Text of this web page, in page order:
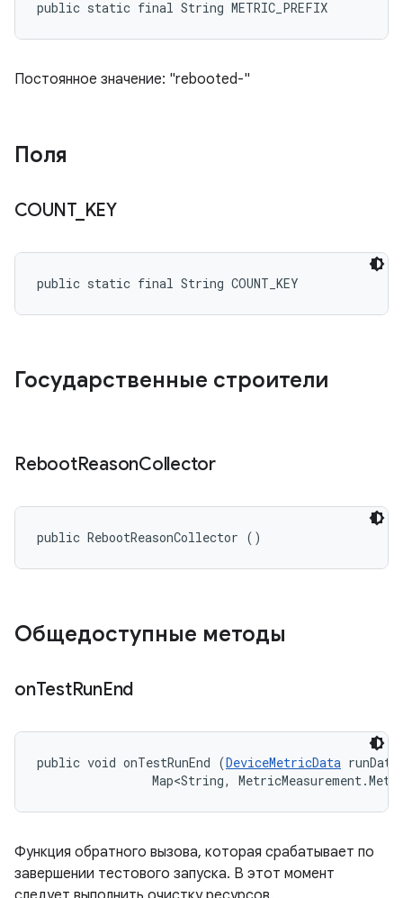
public static final String METRIC_PREFIX
Постоянное значение: "rebooted-"
Поля
COUNT_ KEY
public static final String COUNT_KEY
Государственные строители
RebootReasonCollector
public RebootReasonCollector ()
Общедоступные методы
onTestRunEnd
public void onTestRunEnd (DeviceMetricData
Map<String,
Функция обратного вызова, которая срабатывает по
завершении тестового запуска. В этот момент